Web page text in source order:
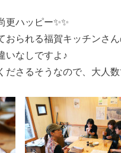
更ハッピー✨✨
おられる福賀キッチンさ
いなしですよ♪
ださるそうなので、大人数